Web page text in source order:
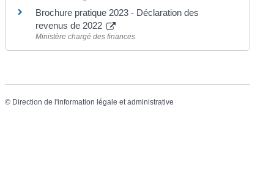
Brochure pratique 2023 - Déclaration des
revenus de 2022
Ministère chargé des finances
© Direction de l'information légale et administrative